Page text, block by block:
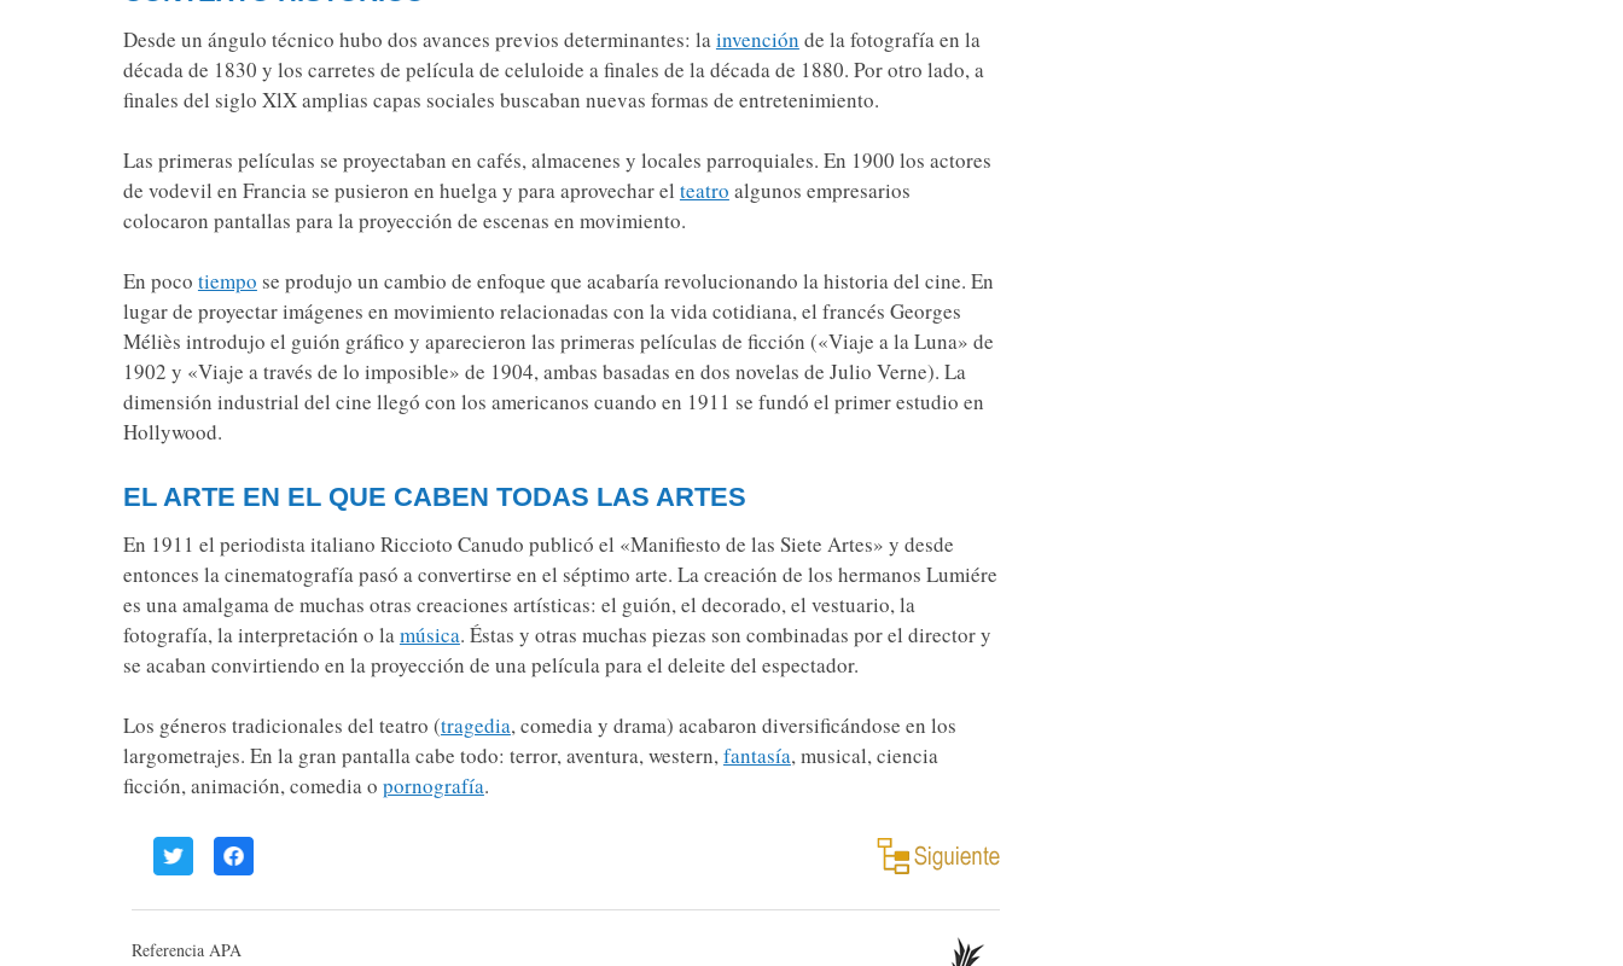
Desde un ángulo técnico hubo dos avances previos determinantes: lainvención de la fotografía en la
década de 1830 y los carretes de película de celuloide a finales de la década de 1880. Por otro lado, a
finales del siglo XlX amplias capas sociales buscaban nuevas formas de entretenimiento.
Las primeras películas se proyectaban en cafés, almacenes y locales parroquiales. En 1900 los actores
de vodevil en Francia se pusieron en huelga y para aprovechar el teatro algunos empresarios
colocaron pantallas para la proyección de escenas en movimiento.
En poco tiempo se produjo un cambio de enfoque que acabaría revolucionando la historia del cine. En
lugar de proyectar imágenes en movimiento relacionadas con la vida cotidiana, el francés Georges
Méliès introdujo el guión gráfico y aparecieron las primeras películas de ficción («Viaje a la Luna» de
1902 y «Viaje a través de lo imposible» de 1904, ambas basadas en dos novelas de Julio Verne). La
dimensión industrial del cine llegó con los americanos cuando en 1911 se fundó el primer estudio en
Hollywood.
EL ARTE EN EL QUE CABEN TODAS LAS ARTES
En 1911 el periodista italiano Riccioto Canudo publicó el «Manifiesto de las Siete Artes» y desde
entonces la cinematografía pasó a convertirse en el séptimo arte. La creación de los hermanos Lumiére
es una amalgama de muchas otras creaciones artísticas: el guión, el decorado, el vestuario, la
fotografía, la interpretación o lamúsica. Éstas y otras muchas piezas son combinadas por el director y
se acaban convirtiendo en la proyección de una película para el deleite del espectador.
Los géneros tradicionales del teatro (tragedia, comedia y drama) acabaron diversificándose en los
largometrajes. En la gran pantalla cabe todo: terror, aventura, western,fantasía, musical, ciencia
ficción, animación, comedia o pornografía.
Referencia APA